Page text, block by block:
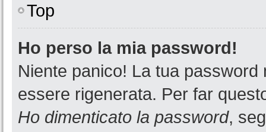
Top
Ho perso la mia password!
Niente panico! La tua
essere rigenerata. Per far
Ho dimenticato la password,